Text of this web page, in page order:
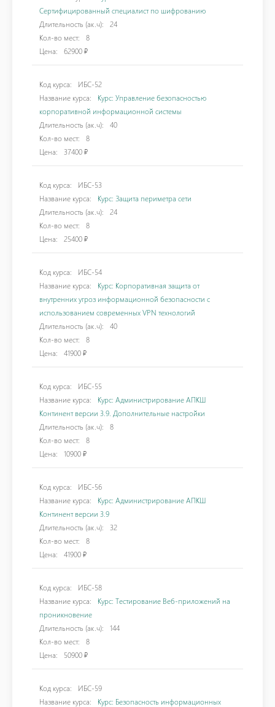
Сертифицированный специалист по шифрованию
Длительность (ак.ч):
24
Кол-во мест:
8
Цена:
62900 ₽
Код курса:
ИБС-52
Название курса:
Курс: Управление безопасностью
корпоративной информационной системы
Длительность (ак.ч):
40
Кол-во мест:
8
Цена:
37400 ₽
Код курса:
ИБС-53
Название курса:
Курс: Защита периметра сети
Длительность (ак.ч):
24
Кол-во мест:
8
Цена:
25400 ₽
Код курса:
ИБС-54
Название курса:
Курс: Корпоративная защита от
внутренних угроз информационной безопасности с
использованием современных VPN технологий
Длительность (ак.ч):
40
Кол-во мест:
8
Цена:
41900 ₽
Код курса:
ИБС-55
Название курса:
Курс: Администрирование АПКШ
Континент версии 3.9. Дополнительные настройки
Длительность (ак.ч):
8
Кол-во мест:
8
Цена:
10900 ₽
Код курса:
ИБС-56
Название курса:
Курс: Администрирование АПКШ
Континент версии 3.9
Длительность (ак.ч):
32
Кол-во мест:
8
Цена:
41900 ₽
Код курса:
ИБС-58
Название курса:
Курс: Тестирование Веб-приложений на
проникновение
Длительность (ак.ч):
144
Кол-во мест:
8
Цена:
50900 ₽
Код курса:
ИБС-59
Название курса:
Курс: Безопасность информационных